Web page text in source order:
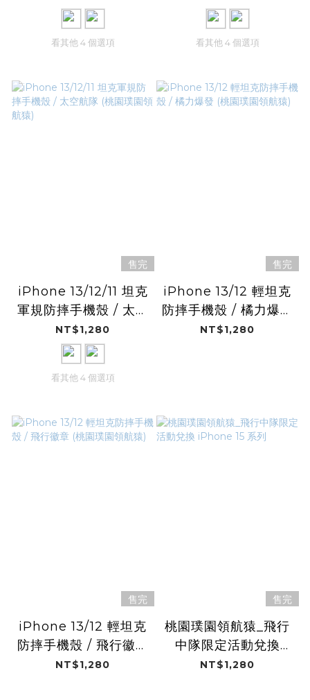
猿)
看其他 4 個選項
猿)
看其他 4 個選項
售完
iPhone 13/12/11 坦克
軍規防摔手機殼 / 太空
航隊 (桃園璞園領航
猿)
NT$1,280
看其他 4 個選項
售完
iPhone 13/12 輕坦克
防摔手機殼 / 橘力爆發
(桃園璞園領航猿)
NT$1,280
售完
iPhone 13/12 輕坦克
防摔手機殼 / 飛行徽章
(桃園璞園領航猿)
NT$1,280
售完
桃園璞園領航猿_飛行
中隊限定活動兌換
iPhone 15 系列
NT$1,280